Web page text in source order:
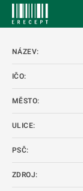
NÁZEV:
IČO:
MĚSTO:
ULICE:
PSČ:
ZDROJ: